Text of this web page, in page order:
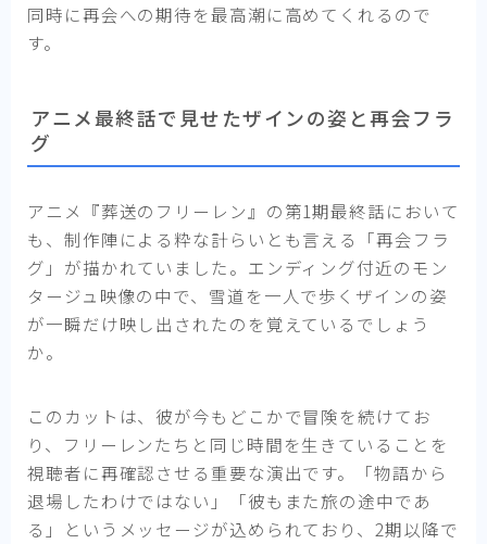
同時に再会への期待を最高潮に高めてくれるので
す。
アニメ最終話で見せたザインの姿と再会フラ
グ
アニメ『葬送のフリーレン』の第1期最終話において
も、制作陣による粋な計らいとも言える「再会フラ
グ」が描かれていました。エンディング付近のモン
タージュ映像の中で、雪道を一人で歩くザインの姿
が一瞬だけ映し出されたのを覚えているでしょう
か。
このカットは、彼が今もどこかで冒険を続けてお
り、フリーレンたちと同じ時間を生きていることを
視聴者に再確認させる重要な演出です。「物語から
退場したわけではない」「彼もまた旅の途中であ
る」というメッセージが込められており、2期以降で